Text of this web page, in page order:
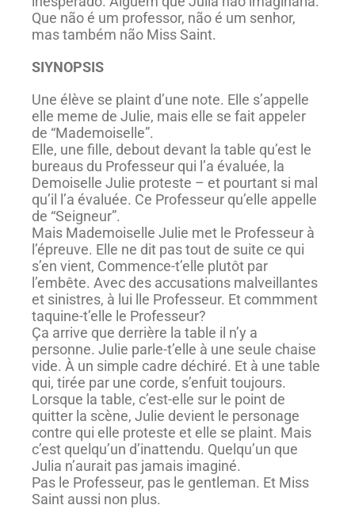
Que não é um professor, não é um senhor,
mas também não Miss Saint.
SIYNOPSIS
Une élève se plaint d’une note. Elle s’appelle
elle meme de Julie, mais elle se fait appeler
de “Mademoiselle”.
Elle, une fille, debout devant la table qu’est le
bureaus du Professeur qui l’a évaluée, la
Demoiselle Julie proteste – et pourtant si mal
qu’il l’a évaluée. Ce Professeur qu’elle appelle
de “Seigneur”.
Mais Mademoiselle Julie met le Professeur à
l’épreuve. Elle ne dit pas tout de suite ce qui
s’en vient, Commence-t’elle plutôt par
l’embête. Avec des accusations malveillantes
et sinistres, à lui lle Professeur. Et commment
taquine-t’elle le Professeur?
Ça arrive que derrière la table il n’y a
personne. Julie parle-t’elle à une seule chaise
vide. À un simple cadre déchiré. Et à une table
qui, tirée par une corde, s’enfuit toujours.
Lorsque la table, c’est-elle sur le point de
quitter la scène, Julie devient le personage
contre qui elle proteste et elle se plaint. Mais
c’est quelqu’un d’inattendu. Quelqu’un que
Julia n’aurait pas jamais imaginé.
Pas le Professeur, pas le gentleman. Et Miss
Saint aussi non plus.